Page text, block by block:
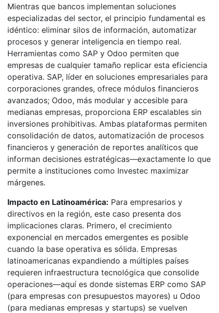
Mientras que bancos implementan soluciones
especializadas del sector, el principio fundamental es
idéntico: eliminar silos de información, automatizar
procesos y generar inteligencia en tiempo real.
Herramientas como SAP y Odoo permiten que
empresas de cualquier tamaño replicar esta eficiencia
operativa. SAP, líder en soluciones empresariales para
corporaciones grandes, ofrece módulos financieros
avanzados; Odoo, más modular y accesible para
medianas empresas, proporciona ERP escalables sin
inversiones prohibitivas. Ambas plataformas permiten
consolidación de datos, automatización de procesos
financieros y generación de reportes analíticos que
informan decisiones estratégicas—exactamente lo que
permite a instituciones como Investec maximizar
márgenes.
Impacto en Latinoamérica: Para empresarios y
directivos en la región, este caso presenta dos
implicaciones claras. Primero, el crecimiento
exponencial en mercados emergentes es posible
cuando la base operativa es sólida. Empresas
latinoamericanas expandiendo a múltiples países
requieren infraestructura tecnológica que consolide
operaciones—aquí es donde sistemas ERP como SAP
(para empresas con presupuestos mayores) u Odoo
(para medianas empresas y startups) se vuelven